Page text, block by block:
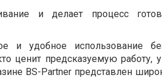
и делает процесс
и удобное использование
ценит предсказуемую работу,
BS-Partner представлен